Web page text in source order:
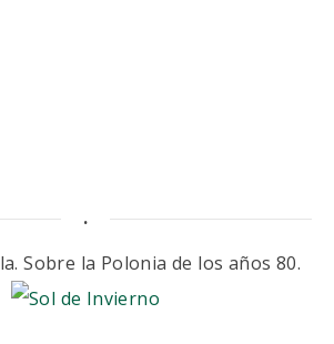
.
Sobre la Polonia de los años 80.